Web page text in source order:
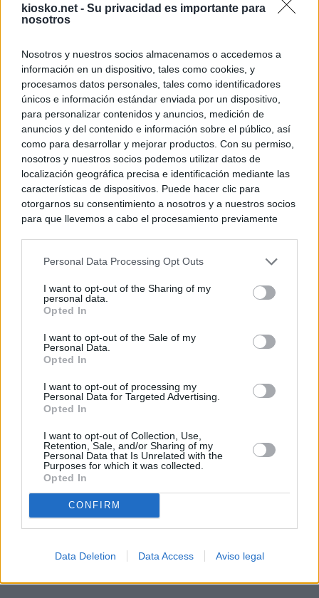
kiosko.net - Su privacidad es importante para
nosotros
Nosotros y nuestros socios almacenamos o accedemos a
información en un dispositivo, tales como cookies, y
procesamos datos personales, tales como identificadores
únicos e información estándar enviada por un dispositivo,
para personalizar contenidos y anuncios, medición de
anuncios y del contenido e información sobre el público, así
como para desarrollar y mejorar productos. Con su permiso,
nosotros y nuestros socios podemos utilizar datos de
localización geográfica precisa e identificación mediante las
características de dispositivos. Puede hacer clic para
otorgarnos su consentimiento a nosotros y a nuestros socios
para que llevemos a cabo el procesamiento previamente
negar su consentimiento. Tenga en cuenta que algún
de su consentimiento, pero usted tiene el derecho de
rechazar tal procesamiento. Sus preferencias se aplicarán
cualquier momento entrando de nuevo en este sitio web o
visitando nuestra política de privacidad.
Personal Data Processing Opt Outs
I want to opt-out of the Sharing of my
personal data.
Opted In
I want to opt-out of the Sale of my
Personal Data.
Opted In
I want to opt-out of processing my
Personal Data for Targeted Advertising.
Opted In
I want to opt-out of Collection, Use,
Retention, Sale, and/or Sharing of my
Personal Data that Is Unrelated with the
Purposes for which it was collected.
Opted In
CONFIRM
Data Deletion Data Access Aviso legal